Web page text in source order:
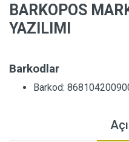
BARKOPOS
YAZILIMI
Barkodlar
Barkod: